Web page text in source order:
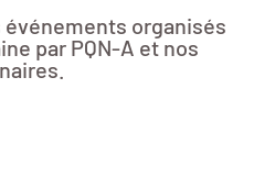
organisés
par PQN-A et nos